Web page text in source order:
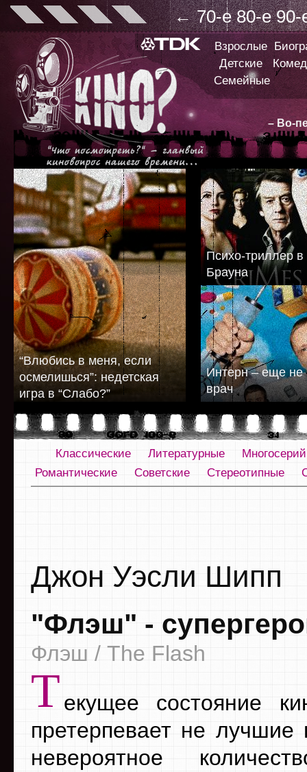
← 70-е 80-е 90-
Взрослые
Детские
Семейные
– Во-
“Влюбись в меня, если
осмелишься”: недетская
игра в “Слабо?”
Психо-триллер в
Брауна
Интерн – еще не
врач
Классические Литературные
Романтические
Советские Стереотипные
Джон Уэсли Шипп
"Флэш" -
Флэш / The Flash
Текущее состояние
претерпевает не
невероятное